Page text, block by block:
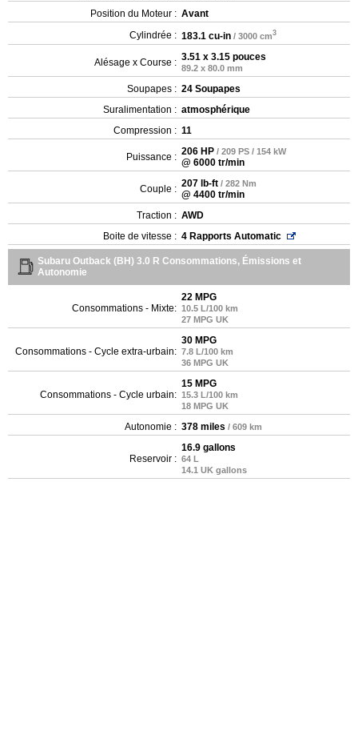
Position du Moteur : Avant
Cylindrée : 183.1 cu-in / 3000 cm3
Alésage x Course : 3.51 x 3.15 pouces
89.2 x 80.0 mm
Soupapes : 24 Soupapes
Suralimentation : atmosphérique
Compression : 11
Puissance : 206 HP / 209 PS / 154 kW
@ 6000 tr/min
Couple : 207 lb-ft / 282 Nm
@ 4400 tr/min
Traction : AWD
Boite de vitesse : 4 Rapports Automatic
Subaru Outback (BH) 3.0 R Consommations, Émissions et
Autonomie
Consommations - Mixte:
22 MPG
10.5 L/100 km
27 MPG UK
Consommations - Cycle extra-urbain:
30 MPG
7.8 L/100 km
36 MPG UK
Consommations - Cycle urbain:
15 MPG
15.3 L/100 km
18 MPG UK
Autonomie : 378 miles / 609 km
Reservoir :
16.9 gallons
64 L
14.1 UK gallons